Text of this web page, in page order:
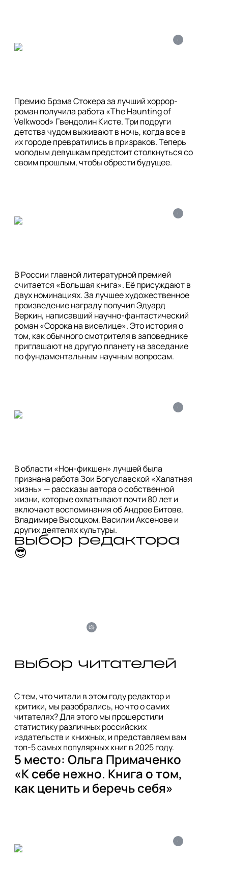
i
Премию Брэма Стокера за лучший хоррор-
роман получила работа «The Haunting of
Velkwood» Гвендолин Кисте. Три подруги
детства чудом выживают в ночь, когда все в
их городе превратились в призраков. Теперь
молодым девушкам предстоит столкнуться со
i
В России главной литературной премией
считается «Большая книга». Её присуждают в
двух номинациях. За лучшее художественное
произведение награду получил Эдуард
Веркин, написавший научно-фантастический
роман «Сорока на виселице». Это история о
том, как обычного смотрителя в заповеднике
приглашают на другую планету на заседание
i
В области «Нон-фикшен» лучшей была
признана работа Зои Богуславской «Халатная
жизнь» — рассказы автора о собственной
жизни, которые охватывают почти 80 лет и
включают воспоминания об Андрее Битове,
Владимире Высоцком, Василии Аксенове и
других деятелях культуры.
выбор редактора
😎
С тем, что читали в этом году редактор и
критики, мы разобрались, но что о самих
читателях? Для этого мы прошерстили
статистику различных российских
издательств и книжных, и представляем вам
топ-5 самых популярных книг в 2025 году.
5 место: Ольга Примаченко
«К себе нежно. Книга о том,
как ценить и беречь себя»
i